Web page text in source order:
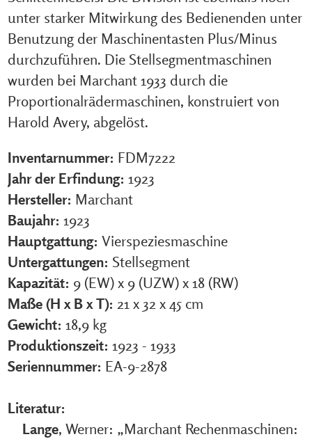
unter starker Mitwirkung des Bedienenden unter
Benutzung der Maschinentasten Plus/Minus
durchzuführen. Die Stellsegmentmaschinen
wurden bei Marchant 1933 durch die
Proportionalrädermaschinen, konstruiert von
Harold Avery, abgelöst.
Inventarnummer: FDM7222
Jahr der Erfindung: 1923
Hersteller: Marchant
Baujahr: 1923
Hauptgattung: Vierspeziesmaschine
Untergattungen: Stellsegment
Kapazität: 9 (EW) x 9 (UZW) x 18 (RW)
Maße (H x B x T): 21 x 32 x 45 cm
Gewicht: 18,9 kg
Produktionszeit: 1923 - 1933
Seriennummer: EA-9-2878
Literatur:
Lange, Werner: „Marchant Rechenmaschinen: